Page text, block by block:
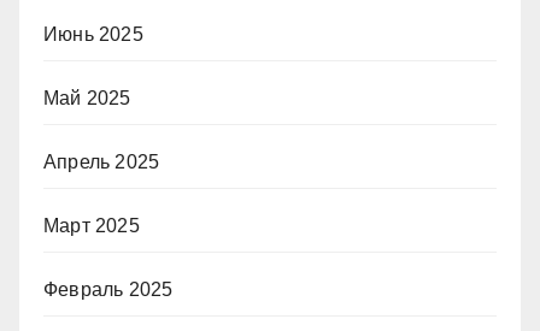
Июнь 2025
Май 2025
Апрель 2025
Март 2025
Февраль 2025